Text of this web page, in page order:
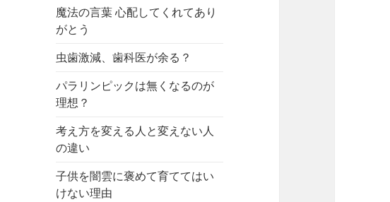
魔法の言葉 心配してくれてあり
がとう
虫歯激減、歯科医が余る？
パラリンピックは無くなるのが
理想？
考え方を変える人と変えない人
の違い
子供を闇雲に褒めて育ててはい
けない理由